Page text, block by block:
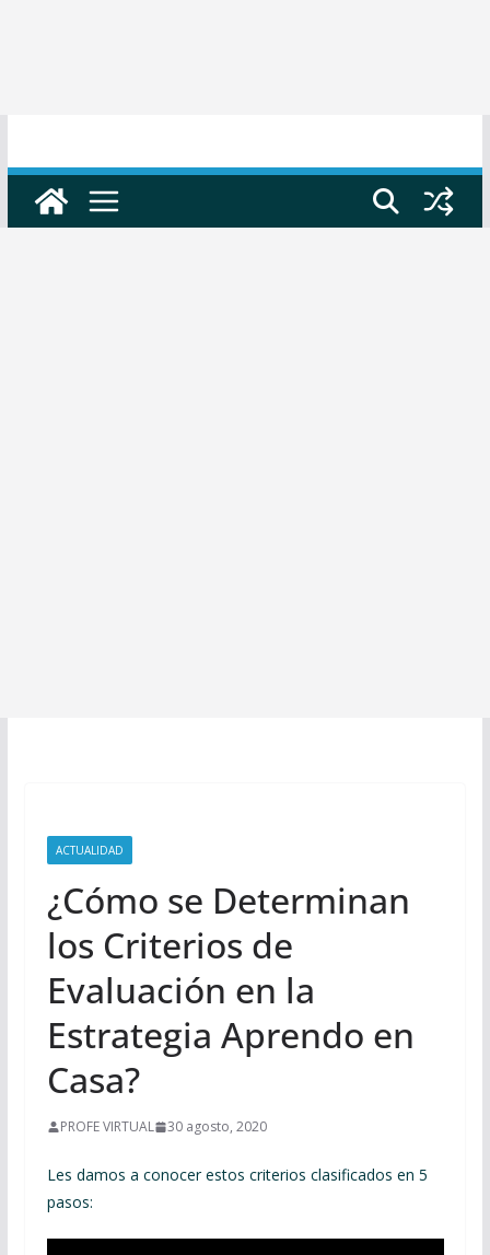
ACTUALIDAD
¿Cómo se Determinan
los Criterios de
Evaluación en la
Estrategia Aprendo en
Casa?
PROFE VIRTUAL 30 agosto, 2020
Les damos a conocer estos criterios clasificados en 5
pasos: